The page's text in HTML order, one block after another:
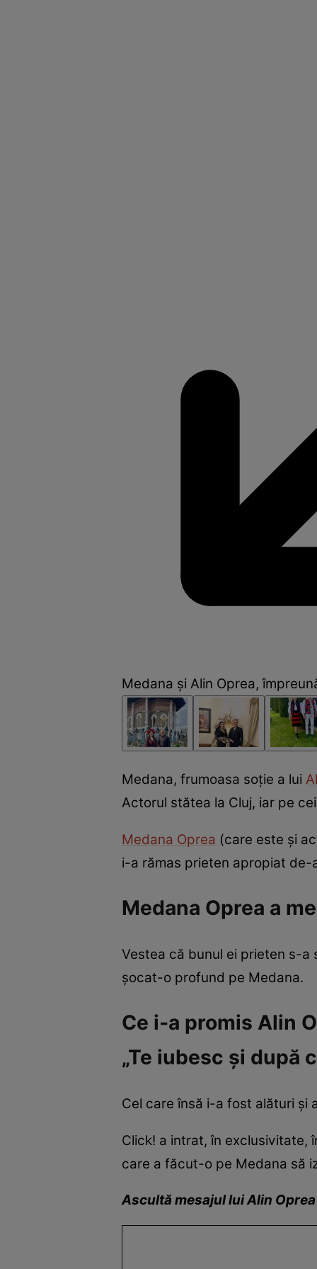
Medana și Alin Oprea,
Medana, frumoasa soție a lui
Actorul stătea la Cluj, iar pe
Medana Oprea (care este și
i-a rămas prieten apropiat
Medana Oprea a
Vestea că bunul ei prieten s-a
șocat-o profund pe Medana.
Ce i-a promis Alin
„Te iubesc și după
Cel care însă i-a fost alături și
Click! a intrat, în exclusivitate,
care a făcut-o pe Medana să
Ascultă mesajul lui Alin